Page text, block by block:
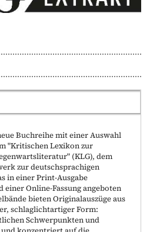
Buchreihe mit einer Auswahl
"Kritischen Lexikon zur
(KLG), dem
zur deutschsprachigen
in einer Print-Ausgabe
einer Online-Fassung angeboten
bieten Originalauszüge aus
schlaglichtartiger Form:
Schwerpunkten und